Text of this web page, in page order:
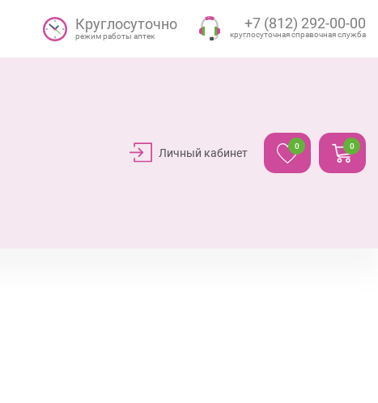
Круглосуточно
режим работы аптек
+7 (812) 292-00-00
круглосуточная справочная служба
Личный кабинет
0 0